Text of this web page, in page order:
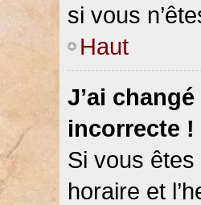
si vous
Haut
J’ai
incorrecte !
Si vous
horaire et